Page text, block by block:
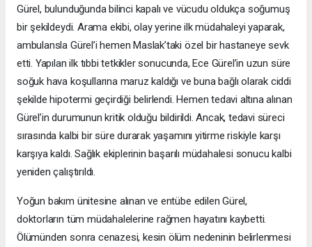
Gürel, bulunduğunda bilinci kapalı ve vücudu oldukça soğumuş
bir şekildeydi. Arama ekibi, olay yerine ilk müdahaleyi yaparak,
ambulansla Gürel’i hemen Maslak’taki özel bir hastaneye sevk
etti. Yapılan ilk tıbbi tetkikler sonucunda, Ece Gürel’in uzun süre
soğuk hava koşullarına maruz kaldığı ve buna bağlı olarak ciddi
şekilde hipotermi geçirdiği belirlendi. Hemen tedavi altına alınan
Gürel’in durumunun kritik olduğu bildirildi. Ancak, tedavi süreci
sırasında kalbi bir süre durarak yaşamını yitirme riskiyle karşı
karşıya kaldı. Sağlık ekiplerinin başarılı müdahalesi sonucu kalbi
yeniden çalıştırıldı.
Yoğun bakım ünitesine alınan ve entübe edilen Gürel,
doktorların tüm müdahalelerine rağmen hayatını kaybetti.
Ölümünden sonra cenazesi, kesin ölüm nedeninin belirlenmesi